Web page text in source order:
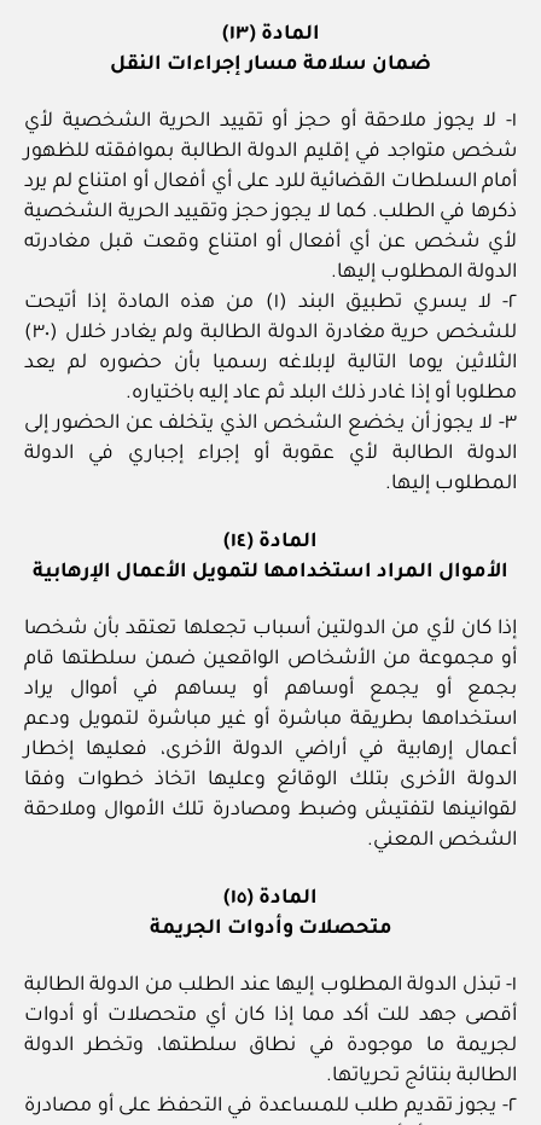
المادة (١٣)
ضمان سلامة مسار إجراءات النقل
١- لا يجوز ملاحقة أو حجز أو تقييد الحرية الشخصية لأي
شخص متواجد في إقليم الدولة الطالبة بموافقته للظهور
أمام السلطات القضائية للرد على أي أفعال أو امتناع لم يرد
ذكرها في الطلب. كما لا يجوز حجز وتقييد الحرية الشخصية
لأي شخص عن أي أفعال أو امتناع وقعت قبل مغادرته
الدولة المطلوب إليها.
٢- لا يسري تطبيق البند (١) من هذه المادة إذا أتيحت
للشخص حرية مغادرة الدولة الطالبة ولم يغادر خلال (٣٠)
الثلاثين يوما التالية لإبلاغه رسميا بأن حضوره لم يعد
مطلوبا أو إذا غادر ذلك البلد ثم عاد إليه باختياره.
٣- لا يجوز أن يخضع الشخص الذي يتخلف عن الحضور إلى
الدولة الطالبة لأي عقوبة أو إجراء إجباري في الدولة
المطلوب إليها.
المادة (١٤)
الأموال المراد استخدامها لتمويل الأعمال الإرهابية
إذا كان لأي من الدولتين أسباب تجعلها تعتقد بأن شخصا
أو مجموعة من الأشخاص الواقعين ضمن سلطتها قام
بجمع أو يجمع أوساهم أو يساهم في أموال يراد
استخدامها بطريقة مباشرة أو غير مباشرة لتمويل ودعم
أعمال إرهابية في أراضي الدولة الأخرى، فعليها إخطار
الدولة الأخرى بتلك الوقائع وعليها اتخاذ خطوات وفقا
لقوانينها لتفتيش وضبط ومصادرة تلك الأموال وملاحقة
الشخص المعني.
المادة (١٥)
متحصلات وأدوات الجريمة
١- تبذل الدولة المطلوب إليها عند الطلب من الدولة الطالبة
أقصى جهد للت أكد مما إذا كان أي متحصلات أو أدوات
لجريمة ما موجودة في نطاق سلطتها، وتخطر الدولة
الطالبة بنتائج تحرياتها.
٢- يجوز تقديم طلب للمساعدة في التحفظ على أو مصادرة